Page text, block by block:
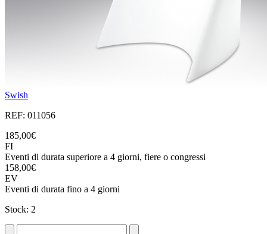
Swish
REF: 011056
185,00€
FI
Eventi di durata superiore a 4 giorni, fiere o congressi
158,00€
EV
Eventi di durata fino a 4 giorni
Stock: 2